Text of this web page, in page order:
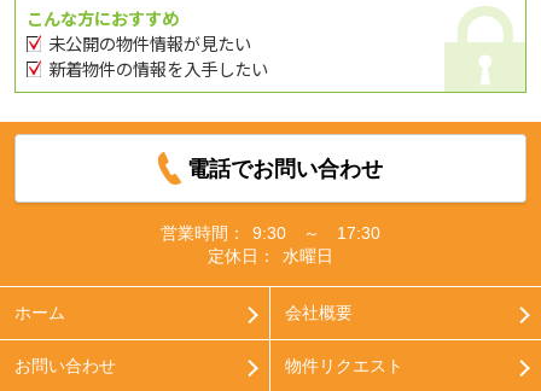
こんな方におすすめ
未公開の物件情報が見たい
新着物件の情報を入手したい
電話でお問い合わせ
営業時間：
9:30 ～ 17:30
定休日：
水曜日
ホーム 会社概要
お問い合わせ 物件リクエスト